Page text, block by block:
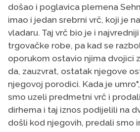
došao i poglavica plemena
imao i jedan srebrni vrč, koji je
vladaru. Taj vrč bio je i
trgovačke robe, pa kad se
oporukom ostavio njima dvojici
da, zauzvrat, ostatak njegove
njegovoj porodici. Kada je
smo uzeli predmetni vrč i
dirhema i taj iznos podijelili na
došli kod njegovih, predali smo